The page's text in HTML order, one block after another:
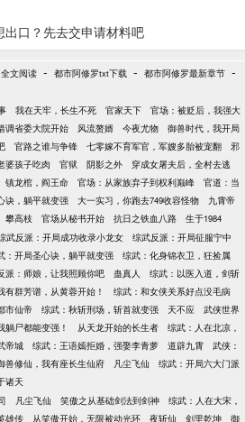
口？先去交申请材料吧
文阅读 - 都市阿修罗txt下载 - 都市阿修罗最新章节 -
我在天牢，长生不死 官家天下
官场：被贬后，我强大
调省委大院开始 风流赘婿 今夜尤物
御兽时代，我开局
官路之谁与争锋 七零嫁不育军官，军嫂多胎被宠翻
邪
婆孩子吃肉 官狱 阴影之外
穿成女屠夫后，全村去逃
镇龙棺，阎王命 官场：从家族弃子到权利巅峰
官道：当
诀，躺平就变强 大一实习，你跑去749收容怪物
九霄帝
攀高枝 官场从秘书开始 抗日之铁血八路 生于1984
武反派：开局成功收录小龙女
综武反派：开局征服宁中
：开局圣心诀，躺平就变强
综武：化身锦衣卫，狂捡属
派：师娘，让我照顾你吧 蛊真人
综武：以医入道，剑斩
有群芳谱，从黄蓉开始！
综武：和女侠关系好点没毛病
市仙帝 综武：秋斩刑场，斩首就变强 天不应
武侠世界
躺尸都能变强！ 从天龙开始的长生者
综武：人在北凉，
帝城 综武：王语嫣拒婚，强娶李青萝 道辟九霄
武侠：
兽修仙，我有座长生仙府 凡尘飞仙
综武：开局六大门派
诸天
凡尘飞仙 笑傲之从基础剑法到剑神
综武：人在大宋，
雄传 从笑傲开始，无限被动光环 夜斩仙 剑里乾坤 御